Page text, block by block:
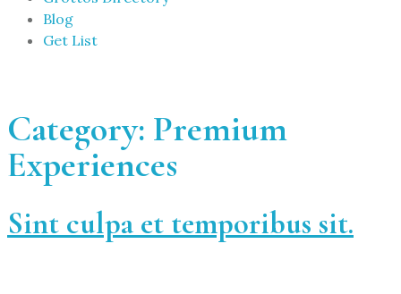
Blog
Get List
Category: Premium
Experiences
Sint culpa et temporibus sit.